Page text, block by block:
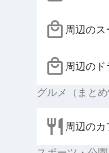
周辺のス
周辺の
グルメ（まとめ
周辺の